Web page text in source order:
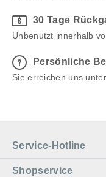
30 Tage
Unbenutzt innerhalb
Persönliche
Sie erreichen uns
Service-Hotline
Shopservice